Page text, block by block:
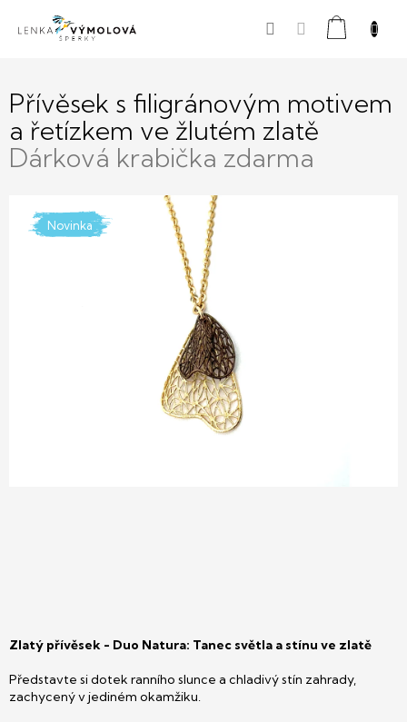
Nákupní
Přívěsek s filigránovým motivem
a řetízkem ve žlutém zlatě
Dárková krabička zdarma
Novinka
Zlatý přívěsek - Duo Natura: Tanec světla a stínu ve zlatě
Představte si dotek ranního slunce a chladivý stín zahrady,
zachycený v jediném okamžiku.